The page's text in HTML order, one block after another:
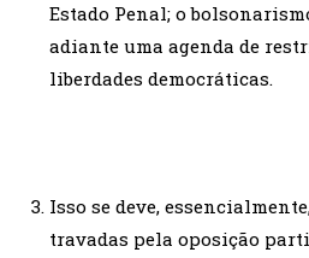
Estado Penal; o
adiante uma agenda de
liberdades democráticas.
Isso se deve,
travadas pela oposição